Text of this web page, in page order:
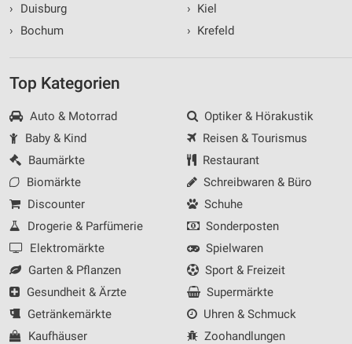
›
Duisburg
›
Bochum
› Kiel
› Krefeld
Top Kategorien
Auto & Motorrad
Baby & Kind
Baumärkte
Biomärkte
Discounter
Drogerie & Parfümerie
Elektromärkte
Garten & Pflanzen
Gesundheit & Ärzte
Getränkemärkte
Kaufhäuser
Optiker & Hörakustik
Reisen & Tourismus
Restaurant
Schreibwaren & Büro
Schuhe
Sonderposten
Spielwaren
Sport & Freizeit
Supermärkte
Uhren & Schmuck
Zoohandlungen